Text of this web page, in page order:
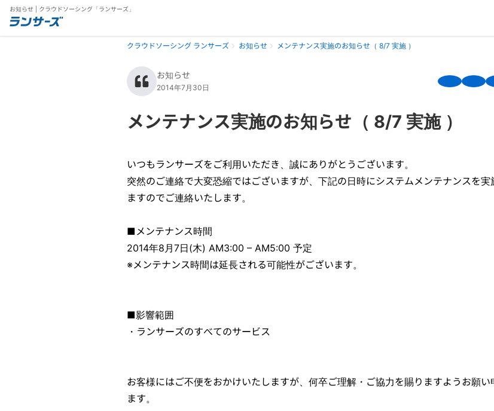
お知らせ | クラウドソーシング「ランサーズ」
クラウドソーシング ランサーズ お知らせ メンテナンス実施のお知らせ（ 8/7 実施 ）
お知らせ
2014年7月30日
メンテナンス実施のお知らせ（ 8/7 実施 ）
いつもランサーズをご利用いただき、誠にありがとうございます。
突然のご連絡で大変恐縮ではございますが、下記の日時にシステムメンテナンスを実
ますのでご連絡いたします。
■メンテナンス時間
2014年8月7日(木) AM3:00 – AM5:00 予定
※メンテナンス時間は延長される可能性がございます。
■影響範囲
・ランサーズのすべてのサービス
お客様にはご不便をおかけいたしますが、何卒ご理解・ご協力を賜りますようお願い
ます。